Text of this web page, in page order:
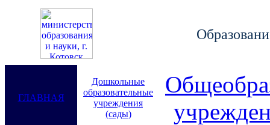
ГЛАВНАЯ
Дошкольные
образовательные
учреждения
(сады)